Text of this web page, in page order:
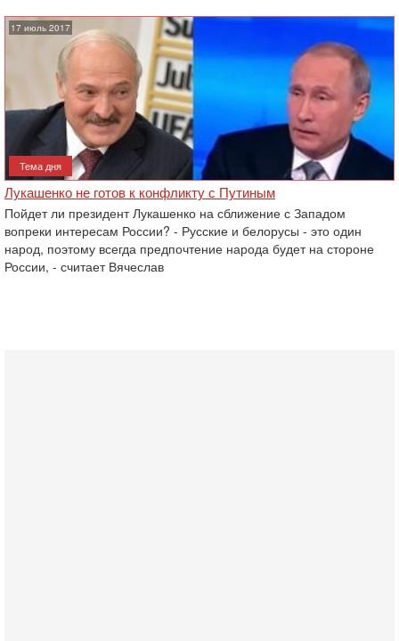
17 июль 2017
Тема дня
Лукашенко не готов к конфликту с Путиным
Пойдет ли президент Лукашенко на сближение с Западом
вопреки интересам России? - Русские и белорусы - это один
народ, поэтому всегда предпочтение народа будет на стороне
России, - считает Вячеслав